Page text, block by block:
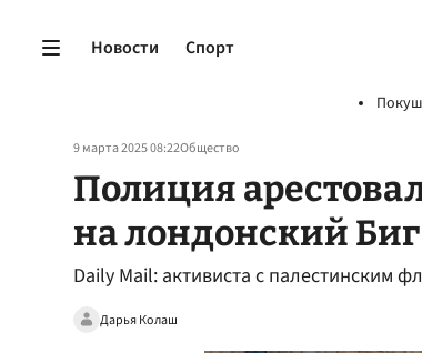
Новости Спорт
9 марта 2025 08:22Общество
Полиция
на лондонский
Daily Mail: активиста с палестинским
Дарья Колаш